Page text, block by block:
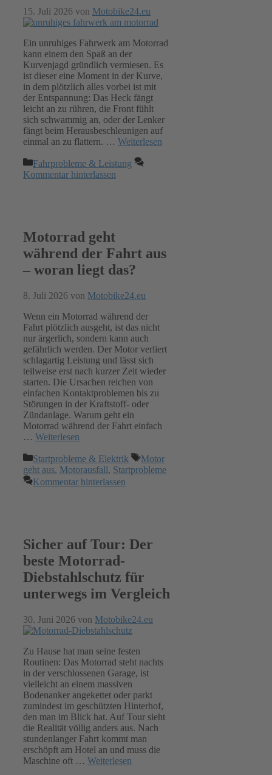
15. Juli 2026 von Motobike24.eu
Ein unruhiges Fahrwerk am Motorrad
kann einem den Spaß an der
Kurvenjagd gründlich vermiesen. Es
ist dieser eine Moment in der Kurve,
in dem plötzlich alles vorbei ist mit
der Entspannung: Das Heck fängt
leicht an zu rühren, die Front fühlt
sich schwammig an, oder der Lenker
fängt beim Herausbeschleunigen auf
einmal an zu flattern. … Weiterlesen
Kategorien
Fahrprobleme & Leistung
Kommentar hinterlassen
Motorrad geht
während der Fahrt aus
– woran liegt das?
8. Juli 2026 von Motobike24.eu
Wenn ein Motorrad während der
Fahrt plötzlich ausgeht, ist das nicht
nur ärgerlich, sondern kann auch
gefährlich werden. Der Motor verliert
schlagartig Leistung und lässt sich
teilweise erst nach kurzer Zeit wieder
starten. Die Ursachen reichen von
einfachen Kontaktproblemen bis zu
Störungen in der Kraftstoff- oder
Zündanlage. Warum geht ein
Motorrad während der Fahrt einfach
… Weiterlesen
Kategorien
Startprobleme & Elektrik Schlagwörter
Motor
geht aus, Motorausfall, Startprobleme
Kommentar hinterlassen
Sicher auf Tour: Der
beste Motorrad-
Diebstahlschutz für
unterwegs im Vergleich
30. Juni 2026 von Motobike24.eu
Zu Hause hat man seine festen
Routinen: Das Motorrad steht nachts
in der verschlossenen Garage, ist
vielleicht an einem massiven
Bodenanker angekettet oder parkt
zumindest im geschützten Hinterhof,
den man im Blick hat. Auf Tour sieht
die Realität völlig anders aus. Nach
stundenlanger Fahrt kommt man
erschöpft am Hotel an und muss die
Maschine oft … Weiterlesen